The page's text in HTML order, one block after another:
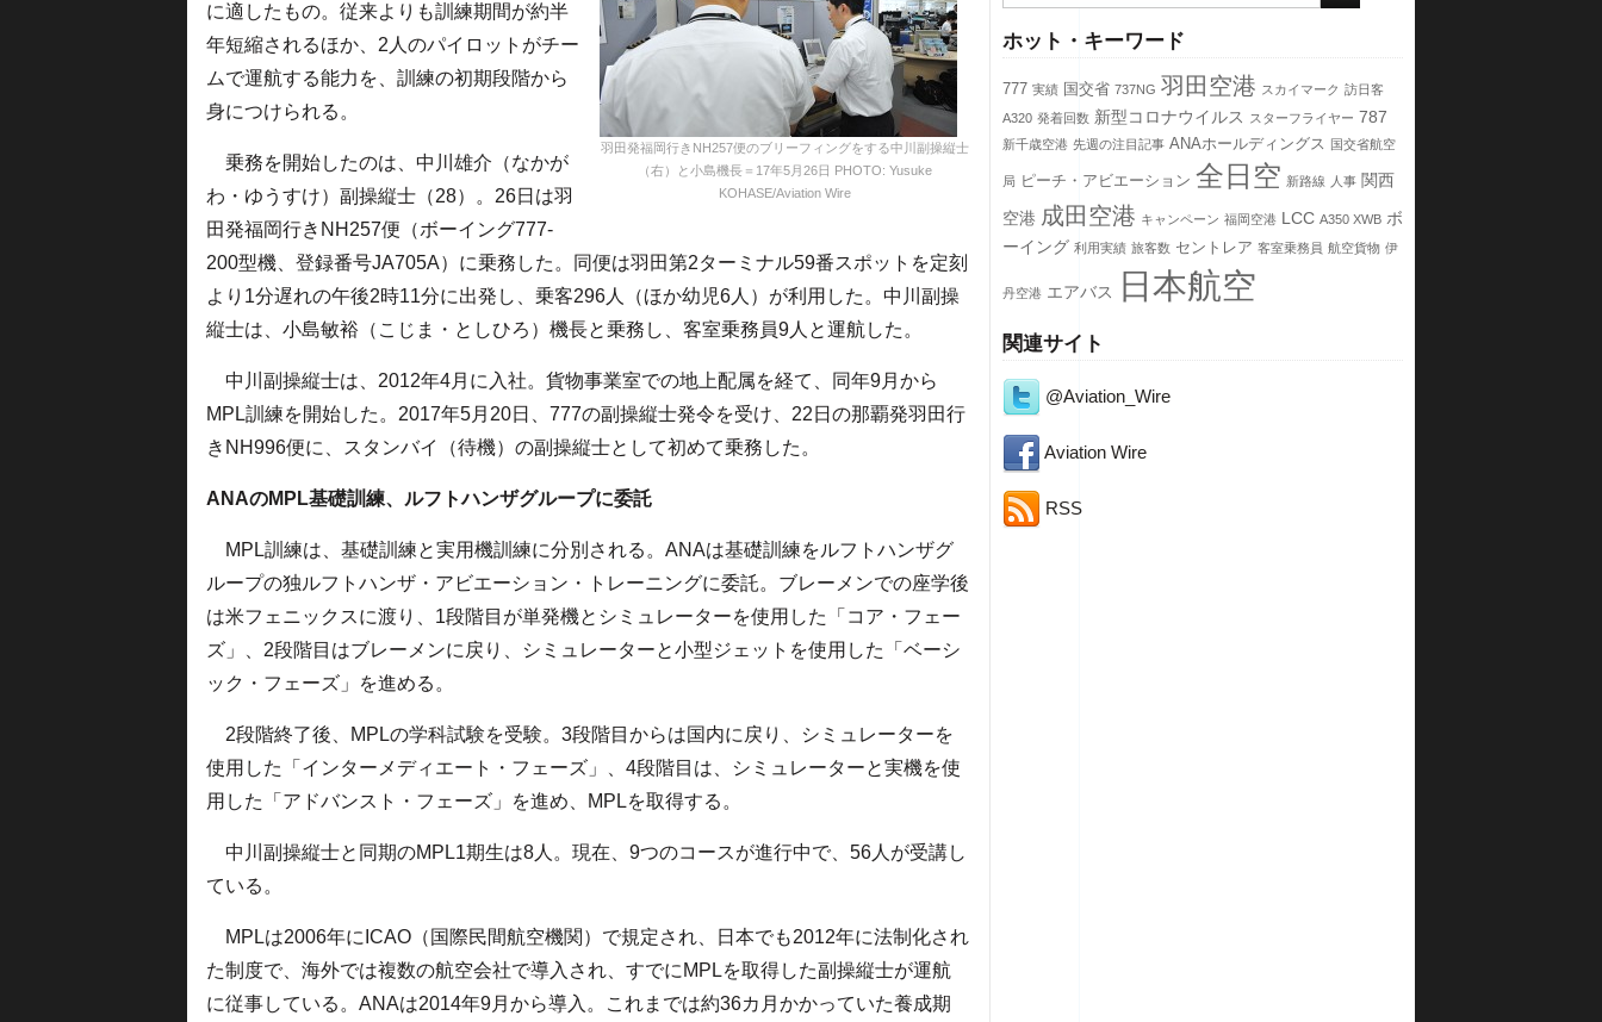
ホット・キーワード
777 実績 国交省 737NG 羽田空港 スカイマーク 訪日客
A320 発着回数 新型コロナウイルス スターフライヤー 787
新千歳空港 先週の注目記事 ANAホールディングス 国交省航空
局 ピーチ・アビエーション 全日空 新路線 人事 関西
空港 成田空港 キャンペーン 福岡空港 LCC A350 XWB ボ
ーイング 利用実績 旅客数 セントレア 客室乗務員 航空貨物 伊
丹空港 エアバス 日本航空
関連サイト
@Aviation_Wire
Aviation Wire
RSS
羽田発福岡行きNH257便のブリーフィングをする中川副操縦士
（右）と小島機長＝17年5月26日 PHOTO: Yusuke
KOHASE/Aviation Wire
に適したもの。従来よりも訓練期間が約半
年短縮されるほか、2人のパイロットがチー
ムで運航する能力を、訓練の初期段階から
身につけられる。
乗務を開始したのは、中川雄介（なかが
わ・ゆうすけ）副操縦士（28）。26日は羽
田発福岡行きNH257便（ボーイング777-
200型機、登録番号JA705A）に乗務した。同便は羽田第2ターミナル59番スポットを定刻
より1分遅れの午後2時11分に出発し、乗客296人（ほか幼児6人）が利用した。中川副操
縦士は、小島敏裕（こじま・としひろ）機長と乗務し、客室乗務員9人と運航した。
中川副操縦士は、2012年4月に入社。貨物事業室での地上配属を経て、同年9月から
MPL訓練を開始した。2017年5月20日、777の副操縦士発令を受け、22日の那覇発羽田行
きNH996便に、スタンバイ（待機）の副操縦士として初めて乗務した。
ANAのMPL基礎訓練、ルフトハンザグループに委託
MPL訓練は、基礎訓練と実用機訓練に分別される。ANAは基礎訓練をルフトハンザグ
ループの独ルフトハンザ・アビエーション・トレーニングに委託。ブレーメンでの座学後
は米フェニックスに渡り、1段階目が単発機とシミュレーターを使用した「コア・フェー
ズ」、2段階目はブレーメンに戻り、シミュレーターと小型ジェットを使用した「ベーシ
ック・フェーズ」を進める。
2段階終了後、MPLの学科試験を受験。3段階目からは国内に戻り、シミュレーターを
使用した「インターメディエート・フェーズ」、4段階目は、シミュレーターと実機を使
用した「アドバンスト・フェーズ」を進め、MPLを取得する。
中川副操縦士と同期のMPL1期生は8人。現在、9つのコースが進行中で、56人が受講し
ている。
MPLは2006年にICAO（国際民間航空機関）で規定され、日本でも2012年に法制化され
た制度で、海外では複数の航空会社で導入され、すでにMPLを取得した副操縦士が運航
に従事している。ANAは2014年9月から導入。これまでは約36カ月かかっていた養成期